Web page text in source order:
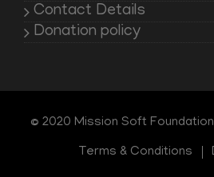
Contact Details
Donation policy
© 2020 Mission Soft
Terms & Conditions